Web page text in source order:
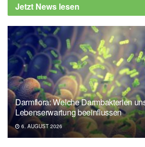
Jetzt News lesen
Darmflora: Welche Darmbakterien
Lebenserwartung beeinflussen
6. AUGUST 2026